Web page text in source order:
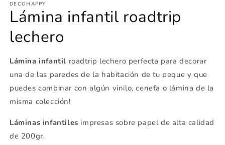
una
ventana
modal
DECOHAPPY
Lámina infantil roadtrip
lechero
Lámina infantil roadtrip lechero perfecta para decorar
una de las paredes de la habitación de tu peque y que
puedes combinar con algún vinilo, cenefa o lámina de la
misma colección!
Láminas infantiles impresas sobre papel de alta calidad
de 200gr.